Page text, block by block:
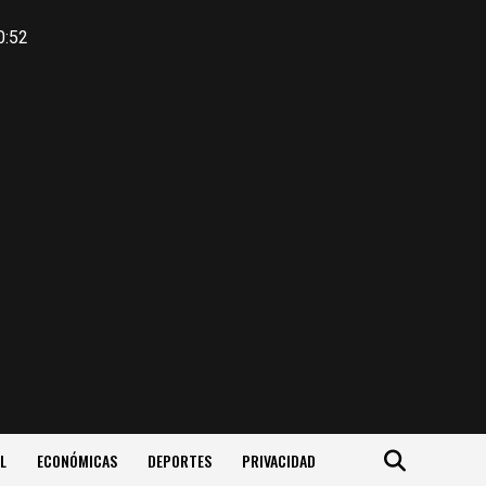
ECONÓMICAS DEPORTES PRIVACIDAD